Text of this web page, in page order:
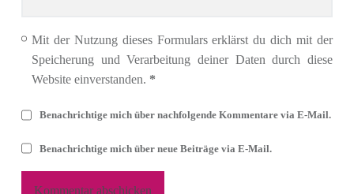
Mit der Nutzung dieses Formulars erklärst du dich mit der
Speicherung und Verarbeitung deiner Daten durch diese
Website einverstanden. *
Benachrichtige mich über nachfolgende Kommentare via E-Mail.
Benachrichtige mich über neue Beiträge via E-Mail.